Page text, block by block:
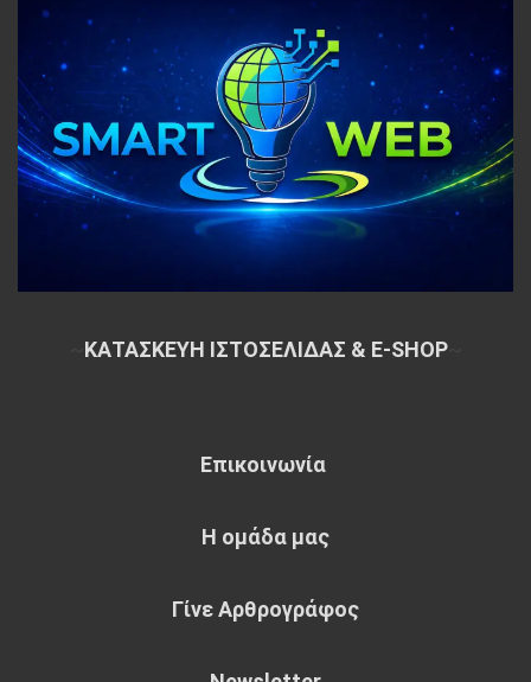
ΚΑΤΑΣΚΕΥΗ ΙΣΤΟΣΕΛΙΔΑΣ & E-SHOP~
Επικοινωνία
Η ομάδα μας
Γίνε Αρθρογράφος